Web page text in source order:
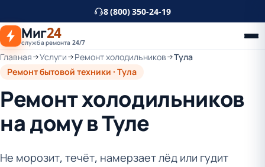
основному
контенту
8 (800) 350-24-19
Миг24
служба ремонта 24/7
Главная Услуги Ремонт холодильников
Тула
Ремонт бытовой техники · Тула
Ремонт холодильников
на дому в Туле
Не морозит, течёт, намерзает лёд или гудит